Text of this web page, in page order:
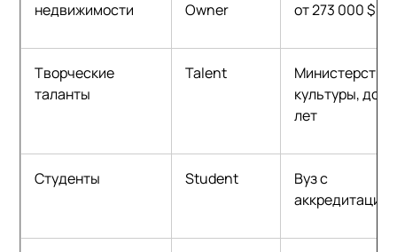
недвижимости Owner от273 000 $
Творческие
таланты
Talent
Министерство
культуры, до 10
лет
Студенты Student
Вуз с
аккредитацией